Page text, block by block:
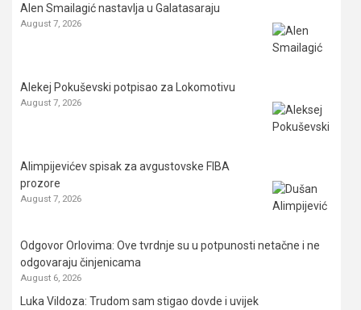
Alen Smailagić nastavlja u Galatasaraju
August 7, 2026
Alekej Pokuševski potpisao za Lokomotivu
August 7, 2026
Alimpijevićev spisak za avgustovske FIBA
prozore
August 7, 2026
Odgovor Orlovima: ​Ove tvrdnje su u potpunosti netačne i ne
odgovaraju činjenicama
August 6, 2026
Luka Vildoza: Trudom sam stigao dovde i uvijek